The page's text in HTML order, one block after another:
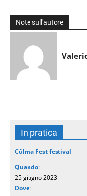
Note sull'autore
In pratica
Cûlma Fest festival
Quando:
25 giugno 2023
Dove: